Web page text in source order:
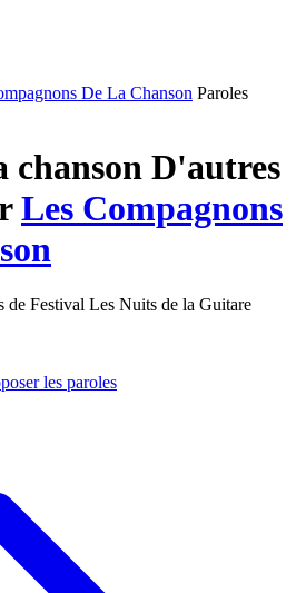
De La Chanson Paroles
chanson D'autres
Les Compagnons
de Festival Les Nuits de la Guitare
les paroles